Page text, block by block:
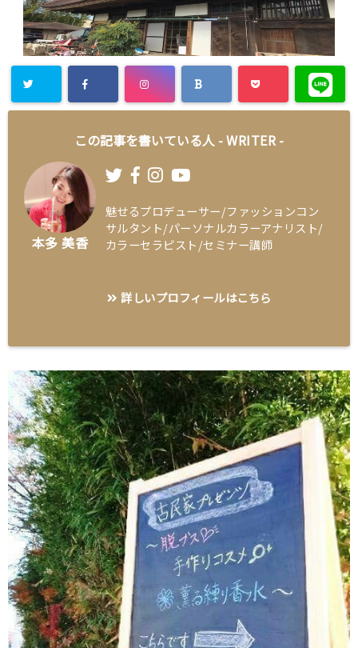
この記事を書いている人 -WRITER -
本多 美香
魅せるプロデューサー/ファッションコン
サルタント/パーソナルカラーアナリスト/
カラーセラピスト/セミナー講師
詳しいプロフィールはこちら